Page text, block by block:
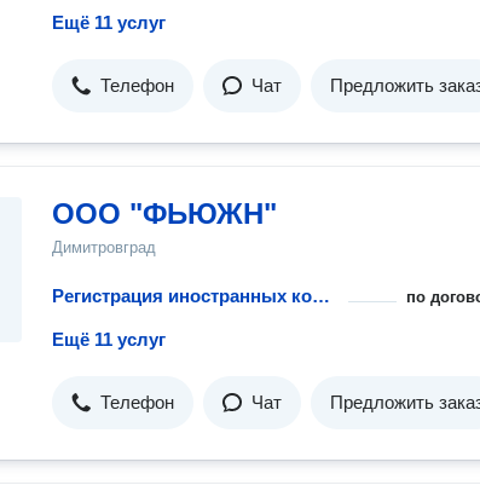
Ещё 11 услуг
Телефон Чат Предложить
ООО "ФЬЮЖН"
Димитровград
Регистрация иностранных компаний по
Ещё 11 услуг
Телефон Чат Предложить